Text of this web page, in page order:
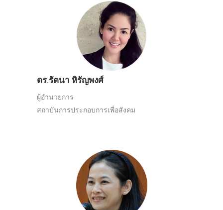
ดร.รัตนา หิรัญพงศ์
ผู้อำนวยการ
สถาบันการประกอบการเพื่อสังคม